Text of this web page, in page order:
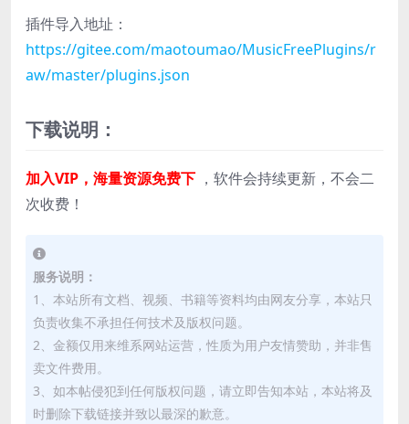
插件导入地址：
https://gitee.com/maotoumao/MusicFreePlugins/r
aw/master/plugins.json
下载说明：
加入VIP，海量资源免费下 ，软件会持续更新，不会二
次收费！
服务说明：
1、本站所有文档、视频、书籍等资料均由网友分享，本站只
负责收集不承担任何技术及版权问题。
2、金额仅用来维系网站运营，性质为用户友情赞助，并非售
卖文件费用。
3、如本帖侵犯到任何版权问题，请立即告知本站，本站将及
时删除下载链接并致以最深的歉意。